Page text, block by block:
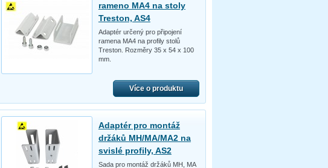
rameno MA4 na stoly
Treston, AS4
Adaptér určený pro připojení
ramena MA4 na profily stolů
Treston. Rozměry 35 x 54 x 100
mm.
Více o produktu
Adaptér pro montáž
držáků MH/MA/MA2 na
svislé profily, AS2
Sada pro montáž držáků MH, MA